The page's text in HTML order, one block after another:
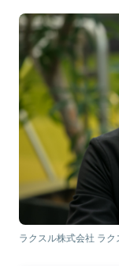
ラクスル株式会社 ラ